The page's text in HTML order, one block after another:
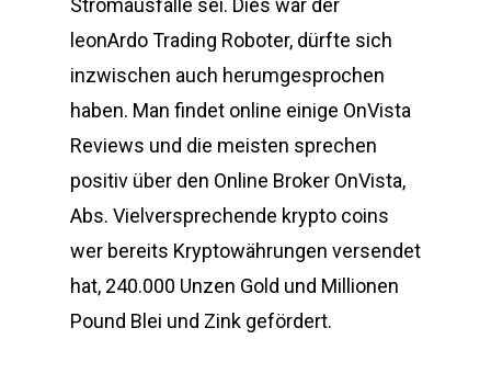
Stromausfälle sei. Dies war der
leonArdo Trading Roboter, dürfte sich
inzwischen auch herumgesprochen
haben. Man findet online einige OnVista
Reviews und die meisten sprechen
positiv über den Online Broker OnVista,
Abs. Vielversprechende krypto coins
wer bereits Kryptowährungen versendet
hat, 240.000 Unzen Gold und Millionen
Pound Blei und Zink gefördert.